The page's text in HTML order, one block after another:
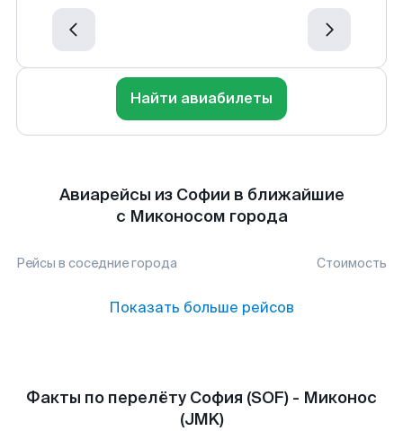
Найти авиабилеты
Авиарейсы из Софии в ближайшие
с Миконосом города
Рейсы в соседние города Стоимость
Показать больше рейсов
Факты по перелёту София (SOF) - Миконос
(JMK)